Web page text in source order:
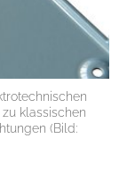
klassischen
(Bild: